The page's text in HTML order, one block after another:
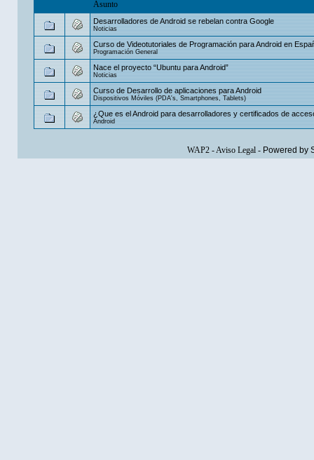
Asunto
Desarrolladores de Android se rebelan contra Google
Noticias
Curso de Videotutoriales de Programación para Android en
Programación General
Nace el proyecto “Ubuntu para Android”
Noticias
Curso de Desarrollo de aplicaciones para Android
Dispositivos Móviles (PDA's, Smartphones, Tablets)
¿Que es el Android para desarrolladores y certificados de
Android
WAP2-Aviso Legal- Powered by